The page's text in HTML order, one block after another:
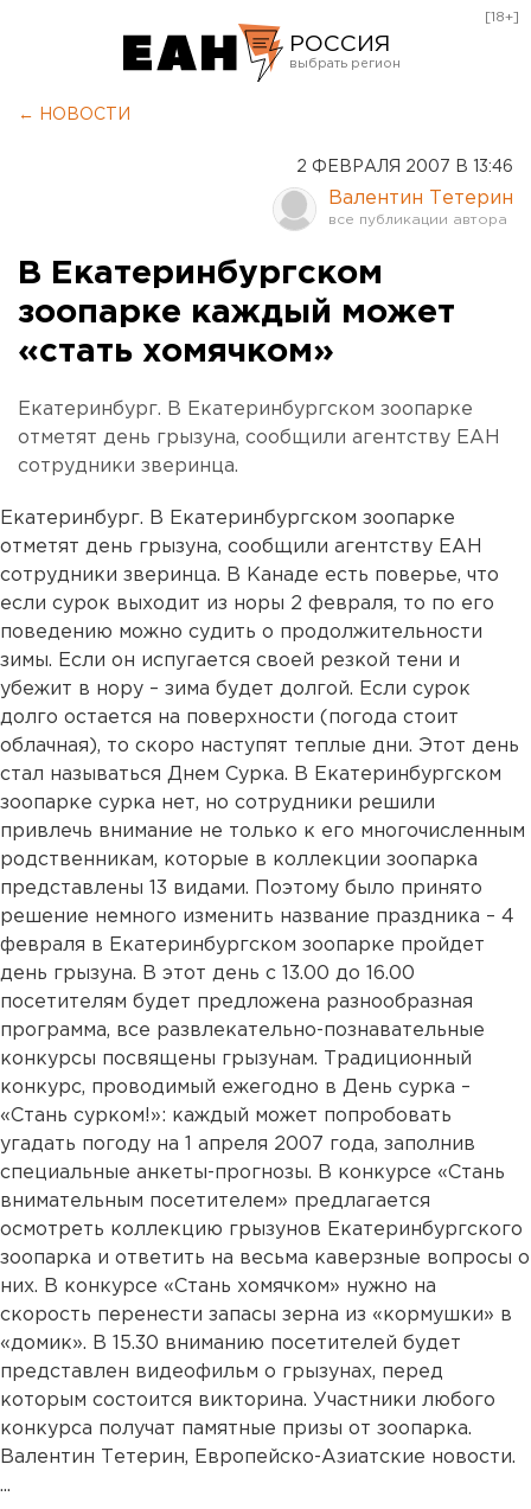
РОССИЯ
Курган
Оренбург
[18+]
← НОВОСТИ
2 ФЕВРАЛЯ 2007 В 13:46
Валентин Тетерин
В Екатеринбургском
зоопарке каждый может
«стать хомячком»
Екатеринбург. В Екатеринбургском зоопарке
отметят день грызуна, сообщили агентству ЕАН
сотрудники зверинца.
Екатеринбург. В Екатеринбургском зоопарке
отметят день грызуна, сообщили агентству ЕАН
сотрудники зверинца. В Канаде есть поверье, что
если сурок выходит из норы 2 февраля, то по его
поведению можно судить о продолжительности
зимы. Если он испугается своей резкой тени и
убежит в нору – зима будет долгой. Если сурок
долго остается на поверхности (погода стоит
облачная), то скоро наступят теплые дни. Этот день
стал называться Днем Сурка. В Екатеринбургском
зоопарке сурка нет, но сотрудники решили
привлечь внимание не только к его многочисленным
родственникам, которые в коллекции зоопарка
представлены 13 видами. Поэтому было принято
решение немного изменить название праздника – 4
февраля в Екатеринбургском зоопарке пройдет
день грызуна. В этот день с 13.00 до 16.00
посетителям будет предложена разнообразная
программа, все развлекательно-познавательные
конкурсы посвящены грызунам. Традиционный
конкурс, проводимый ежегодно в День сурка –
«Стань сурком!»: каждый может попробовать
угадать погоду на 1 апреля 2007 года, заполнив
специальные анкеты-прогнозы. В конкурсе «Стань
внимательным посетителем» предлагается
осмотреть коллекцию грызунов Екатеринбургского
зоопарка и ответить на весьма каверзные вопросы о
них. В конкурсе «Стань хомячком» нужно на
скорость перенести запасы зерна из «кормушки» в
«домик». В 15.30 вниманию посетителей будет
представлен видеофильм о грызунах, перед
которым состоится викторина. Участники любого
конкурса получат памятные призы от зоопарка.
Валентин Тетерин, Европейско-Азиатские новости.
...